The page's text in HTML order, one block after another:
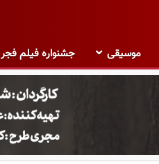
موسیقی جشنواره فیلم فجر